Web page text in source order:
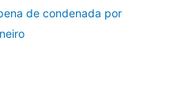
de condenada por